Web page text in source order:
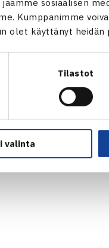
sosiaalisen
Kumppanimme
olet käyttänyt heidän
Tilastot
valinta